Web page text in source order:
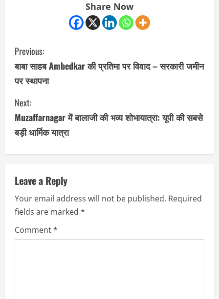
Share Now
C
o
n
t
i
n
e
R
e
Previous:
बाबा साहब Ambedkar की प्रतिमा पर विवाद – सरकारी जमीन
पर स्थापना
Next:
Muzaffarnagar में बालाजी की भव्य शोभायात्रा: यूपी की सबसे
बड़ी धार्मिक यात्रा
Leave a Reply
Your email address will not be published. Required
fields are marked *
Comment*